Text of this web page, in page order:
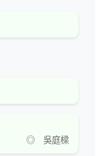
◎ 吳庭樑